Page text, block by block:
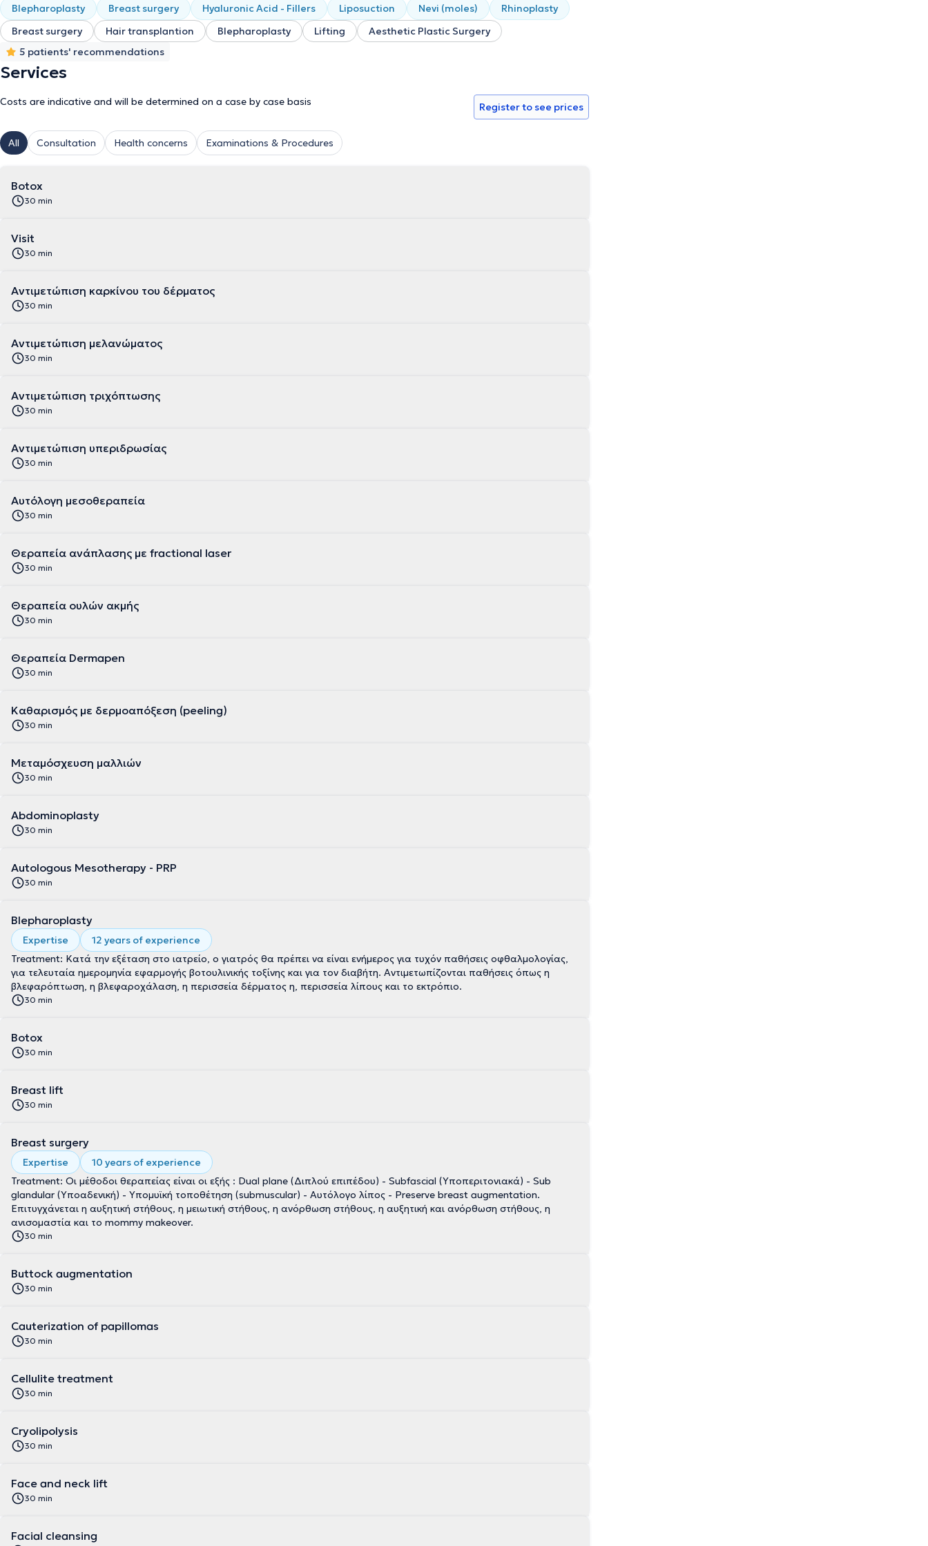
Blepharoplasty Breast surgery Hyaluronic Acid - Fillers Liposuction Nevi (moles)
Rhinoplasty
Breast surgery
Hair transplantion Blepharoplasty Lifting
Aesthetic Plastic Surgery
5 patients' recommendations
Services
Costs are indicative and will be determined on a case by case basis Register to see prices
All Consultation Health concerns Examinations & Procedures
Botox
30 min
Visit
30 min
Αντιμετώπιση καρκίνου του δέρματος
30 min
Αντιμετώπιση μελανώματος
30 min
Αντιμετώπιση τριχόπτωσης
30 min
Αντιμετώπιση υπεριδρωσίας
30 min
Αυτόλογη μεσοθεραπεία
30 min
Θεραπεία ανάπλασης με fractional laser
30 min
Θεραπεία ουλών ακμής
30 min
Θεραπεία Dermapen
30 min
Καθαρισμός με δερμοαπόξεση (peeling)
30 min
Μεταμόσχευση μαλλιών
30 min
Abdominoplasty
30 min
Autologous Mesotherapy - PRP
30 min
Blepharoplasty
Expertise
12 years of experience
Treatment: Κατά την εξέταση στο ιατρείο, ο γιατρός θα πρέπει να είναι ενήμερος για τυχόν παθήσεις οφθαλμολογίας,
για τελευταία ημερομηνία εφαρμογής βοτουλινικής τοξίνης και για τον διαβήτη. Αντιμετωπίζονται παθήσεις όπως η
βλεφαρόπτωση, η βλεφαροχάλαση, η περισσεία δέρματος η, περισσεία λίπους και το εκτρόπιο.
30 min
Botox
30 min
Breast lift
30 min
Breast surgery
Expertise
10 years of experience
Treatment: Οι μέθοδοι θεραπείας είναι οι εξής : Dual plane (Διπλού επιπέδου) - Subfascial (Υποπεριτονιακά) - Sub
glandular (Υποαδενική) - Υπομυϊκή τοποθέτηση (submuscular) - Αυτόλογο λίπος - Preserve breast augmentation.
Επιτυγχάνεται η αυξητική στήθους, η μειωτική στήθους, η ανόρθωση στήθους, η αυξητική και ανόρθωση στήθους, η
ανισομαστία και το mommy makeover.
30 min
Buttock augmentation
30 min
Cauterization of papillomas
30 min
Cellulite treatment
30 min
Cryolipolysis
30 min
Face and neck lift
30 min
Facial cleansing